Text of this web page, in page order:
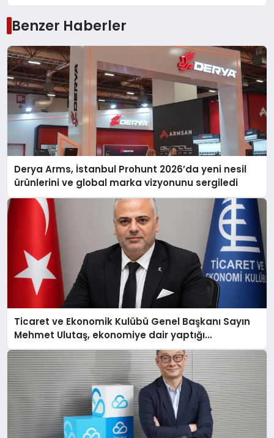
Benzer Haberler
Derya Arms, İstanbul Prohunt 2026’da yeni nesil
ürünlerini ve global marka vizyonunu sergiledi
Ticaret ve Ekonomik Kulübü Genel Başkanı Sayın
Mehmet Ulutaş, ekonomiye dair yaptığı
açıklamada şunları kaydetti: